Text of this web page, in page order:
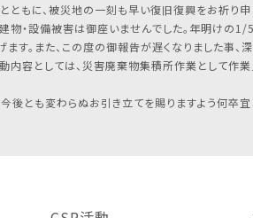
もに、被災地の一刻も早い復旧復興をお祈り申
物・設備被害は御座いませんでした。年明けの
。また、この度の御報告が遅くなりました事、深
内容としては、災害廃棄物集積所作業として作
とも変わらぬお引き立てを賜りますよう何卒宜